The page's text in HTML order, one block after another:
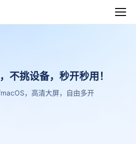
不挑设备，秒开秒用！
，高清大屏，自由多开